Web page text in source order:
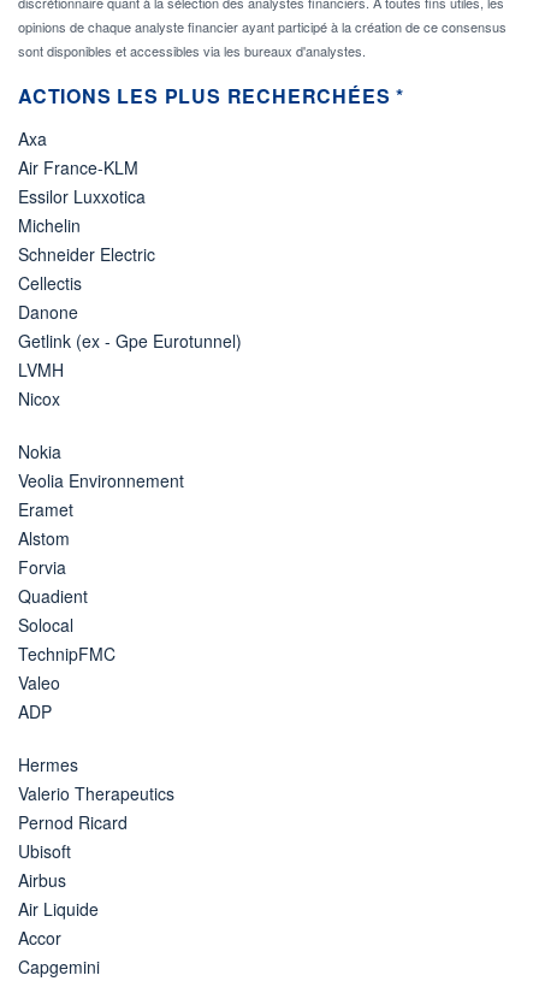
opinions de chaque analyste financier ayant participé à la création de ce consensus
sont disponibles et accessibles via les bureaux d'analystes.
ACTIONS LES PLUS RECHERCHÉES *
Axa
Air France-KLM
Essilor Luxxotica
Michelin
Schneider Electric
Cellectis
Danone
Getlink (ex - Gpe Eurotunnel)
LVMH
Nicox
Nokia
Veolia Environnement
Eramet
Alstom
Forvia
Quadient
Solocal
TechnipFMC
Valeo
ADP
Hermes
Valerio Therapeutics
Pernod Ricard
Ubisoft
Airbus
Air Liquide
Accor
Capgemini